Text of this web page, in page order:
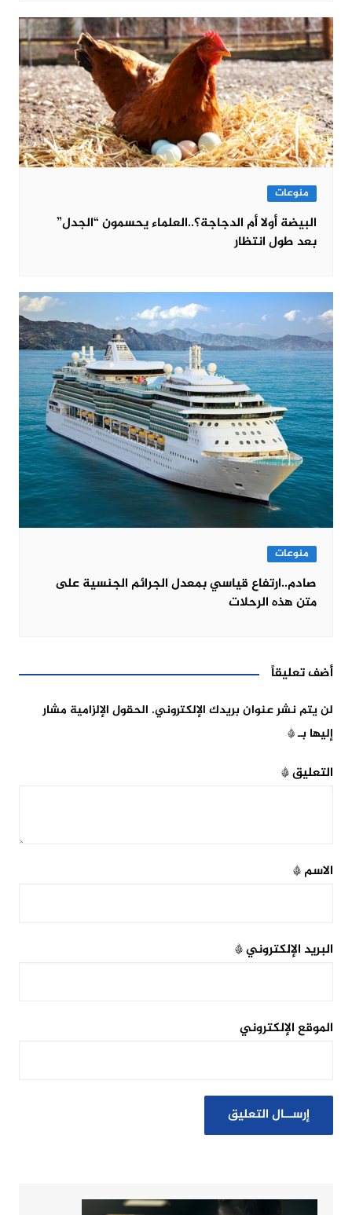
منوعات
البيضة أولا أم الدجاجة؟..العلماء يحسمون “الجدل”
بعد طول انتظار
منوعات
صادم..ارتفاع قياسي بمعدل الجرائم الجنسية على
متن هذه الرحلات
أضف تعليقاً
لن يتم نشر عنوان بريدك الإلكتروني. الحقول الإلزامية مشار
إليها بـ*
التعليق*
الاسم*
البريد الإلكتروني*
الموقع الإلكتروني